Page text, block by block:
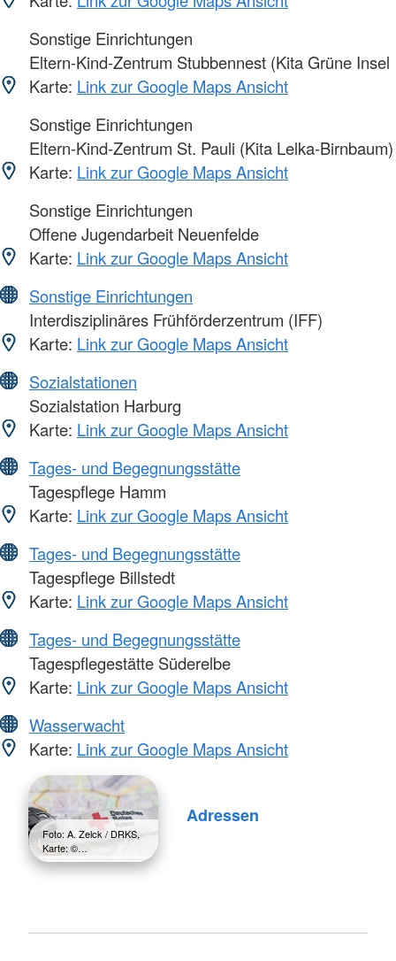
Sonstige Einrichtungen
Eltern-Kind-Zentrum Stubbennest (Kita Grüne Insel
Karte: Link zur Google Maps Ansicht
Sonstige Einrichtungen
Eltern-Kind-Zentrum St. Pauli (Kita Lelka-Birnbaum)
Karte: Link zur Google Maps Ansicht
Sonstige Einrichtungen
Offene Jugendarbeit Neuenfelde
Karte: Link zur Google Maps Ansicht
Sonstige Einrichtungen
Interdisziplinäres Frühförderzentrum (IFF)
Karte: Link zur Google Maps Ansicht
Sozialstationen
Sozialstation Harburg
Karte: Link zur Google Maps Ansicht
Tages- und Begegnungsstätte
Tagespflege Hamm
Karte: Link zur Google Maps Ansicht
Tages- und Begegnungsstätte
Tagespflege Billstedt
Karte: Link zur Google Maps Ansicht
Tages- und Begegnungsstätte
Tagespflegestätte Süderelbe
Karte: Link zur Google Maps Ansicht
Wasserwacht
Karte: Link zur Google Maps Ansicht
Foto: A. Zelck / DRKS,
Karte: ©…
Adressen